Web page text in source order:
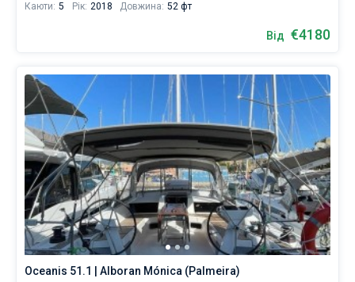
Каюти: 5 Рік: 2018 Довжина: 52 фт
Від €4180
Oceanis 51.1 | Alboran Mónica (Palmeira)